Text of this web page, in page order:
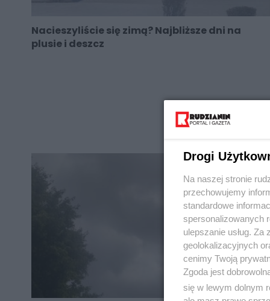
Nacieszyliście się zimą? Najbliższe dni na
plusie i deszcz
Drogi
Na naszej stronie
przechowujemy
standardowe
spersonalizowanych
ulepszanie usług.
geolokalizacyjnych
cenimy Twoją
Zgoda jest
się w lewym dolnym